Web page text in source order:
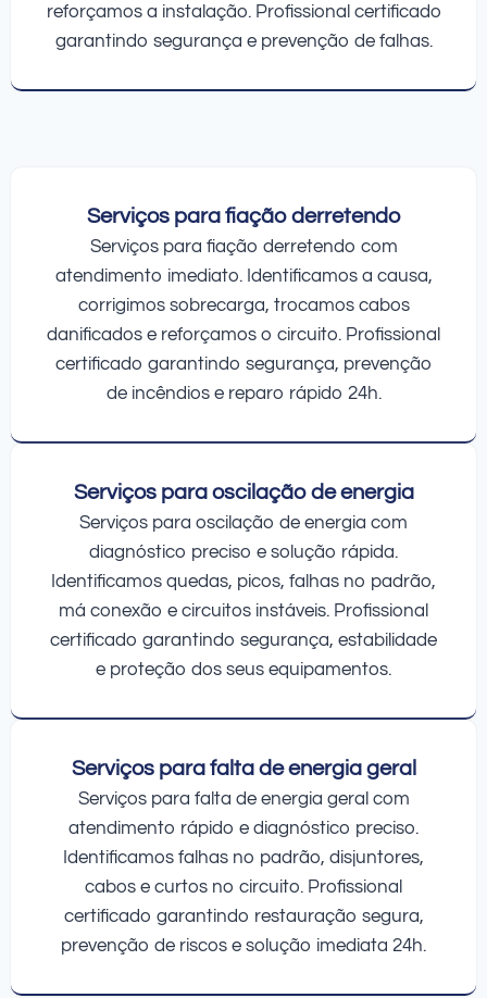
reforçamos a instalação. Profissional certificado
garantindo segurança e prevenção de falhas.
Serviços para fiação derretendo
Serviços para fiação derretendo com
atendimento imediato. Identificamos a causa,
corrigimos sobrecarga, trocamos cabos
danificados e reforçamos o circuito. Profissional
certificado garantindo segurança, prevenção
de incêndios e reparo rápido 24h.
Serviços para oscilação de energia
Serviços para oscilação de energia com
diagnóstico preciso e solução rápida.
Identificamos quedas, picos, falhas no padrão,
má conexão e circuitos instáveis. Profissional
certificado garantindo segurança, estabilidade
e proteção dos seus equipamentos.
Serviços para falta de energia geral
Serviços para falta de energia geral com
atendimento rápido e diagnóstico preciso.
Identificamos falhas no padrão, disjuntores,
cabos e curtos no circuito. Profissional
certificado garantindo restauração segura,
prevenção de riscos e solução imediata 24h.